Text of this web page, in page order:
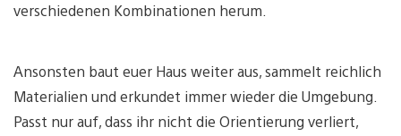
verschiedenen Kombinationen herum.
Ansonsten baut euer Haus weiter aus, sammelt reichlich
Materialien und erkundet immer wieder die Umgebung.
Passt nur auf, dass ihr nicht die Orientierung verliert,